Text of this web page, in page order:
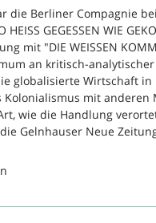
die Berliner Compagnie
GEGESSEN WIE
mit "DIE WEISSEN
an kritisch-
globalisierte Wirtschaft
Kolonialismus mit
wie die Handlung
Gelnhauser Neue